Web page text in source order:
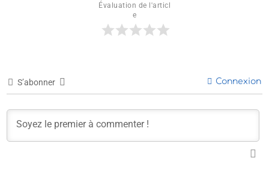
Évaluation de l'articl
e
S’abonner Connexion